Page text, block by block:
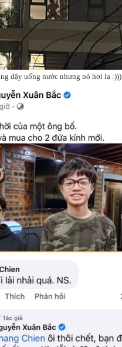
dậy uống nước nhưng nó hơi lạ :)))